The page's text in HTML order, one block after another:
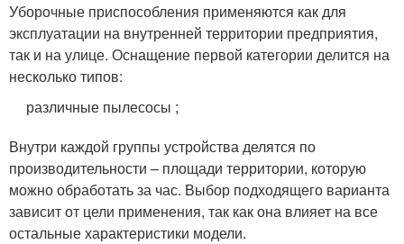
Уборочные приспособления применяются как для
эксплуатации на внутренней территории предприятия,
так и на улице. Оснащение первой категории делится на
несколько типов:
различные пылесосы ;
Внутри каждой группы устройства делятся по
производительности – площади территории, которую
можно обработать за час. Выбор подходящего варианта
зависит от цели применения, так как она влияет на все
остальные характеристики модели.